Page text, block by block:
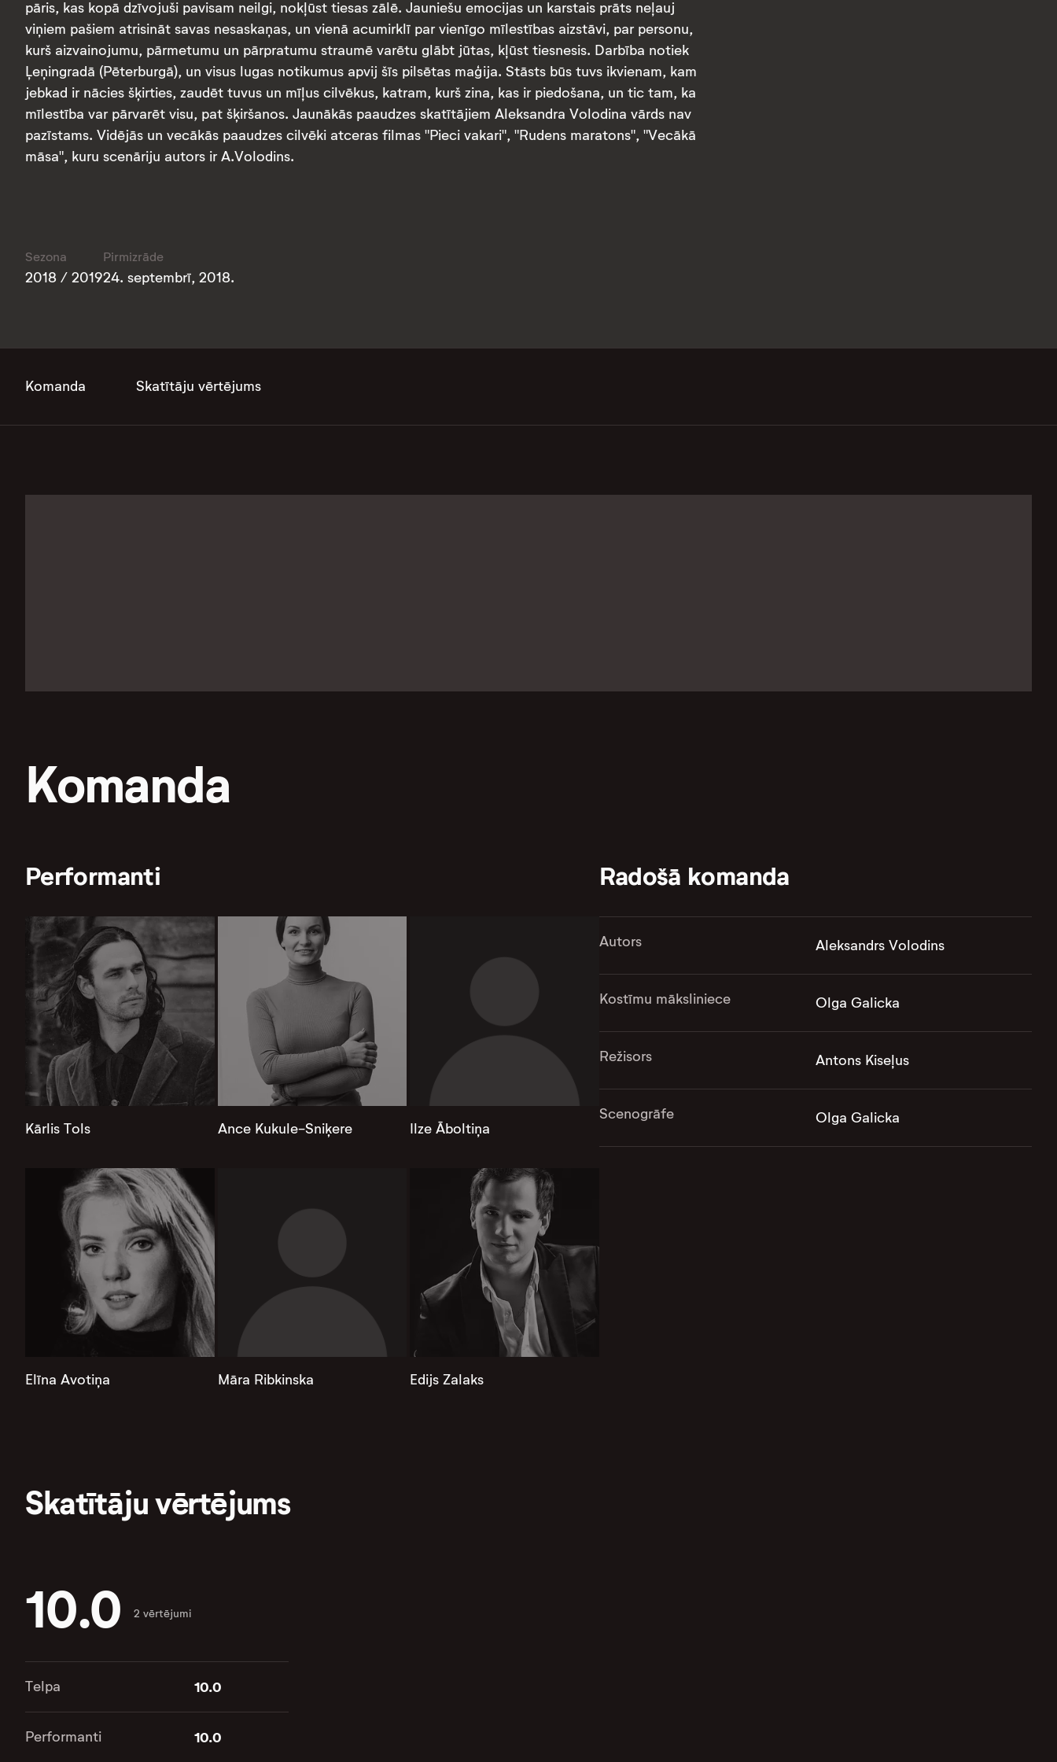
pāris, kas kopā dzīvojuši pavisam neilgi, nokļūst tiesas zālē. Jauniešu emocijas un karstais prāts neļauj
viņiem pašiem atrisināt savas nesaskaņas, un vienā acumirklī par vienīgo mīlestības aizstāvi, par personu,
kurš aizvainojumu, pārmetumu un pārpratumu straumē varētu glābt jūtas, kļūst tiesnesis. Darbība notiek
Ļeņingradā (Pēterburgā), un visus lugas notikumus apvij šīs pilsētas maģija. Stāsts būs tuvs ikvienam, kam
jebkad ir nācies šķirties, zaudēt tuvus un mīļus cilvēkus, katram, kurš zina, kas ir piedošana, un tic tam, ka
mīlestība var pārvarēt visu, pat šķiršanos. Jaunākās paaudzes skatītājiem Aleksandra Volodina vārds nav
pazīstams. Vidējās un vecākās paaudzes cilvēki atceras filmas "Pieci vakari", "Rudens maratons", "Vecākā
māsa", kuru scenāriju autors ir A.Volodins.
Sezona
2018 / 2019
Pirmizrāde
24. septembrī, 2018.
Komanda Skatītāju vērtējums
Komanda
Performanti
Kārlis Tols Ance Kukule-Sniķere Ilze Āboltiņa
Elīna Avotiņa Māra Ribkinska Edijs Zalaks
Radošā komanda
Autors Aleksandrs Volodins
Kostīmu māksliniece Olga Galicka
Režisors Antons Kiseļus
Scenogrāfe Olga Galicka
Skatītāju vērtējums
10.0 2 vērtējumi
Telpa 10.0
Performanti 10.0